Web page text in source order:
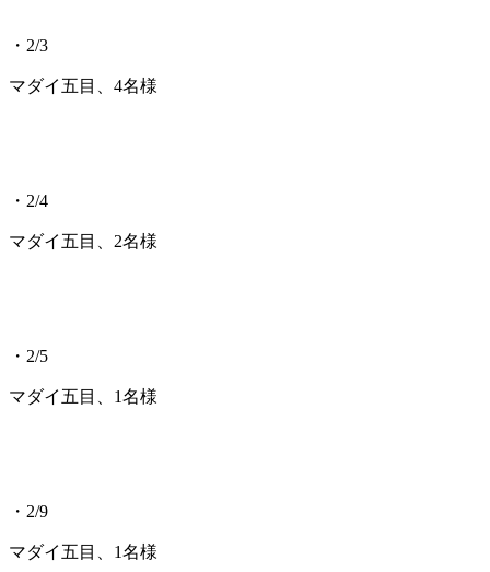
・2/3
マダイ五目、4名様
・2/4
マダイ五目、2名様
・2/5
マダイ五目、1名様
・2/9
マダイ五目、1名様